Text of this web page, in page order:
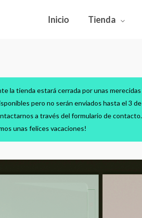
Inicio Tienda
la tienda estará cerrada por unas
pero no serán enviados hasta el 3
a través del formulario de contacto.
unas felices vacaciones!